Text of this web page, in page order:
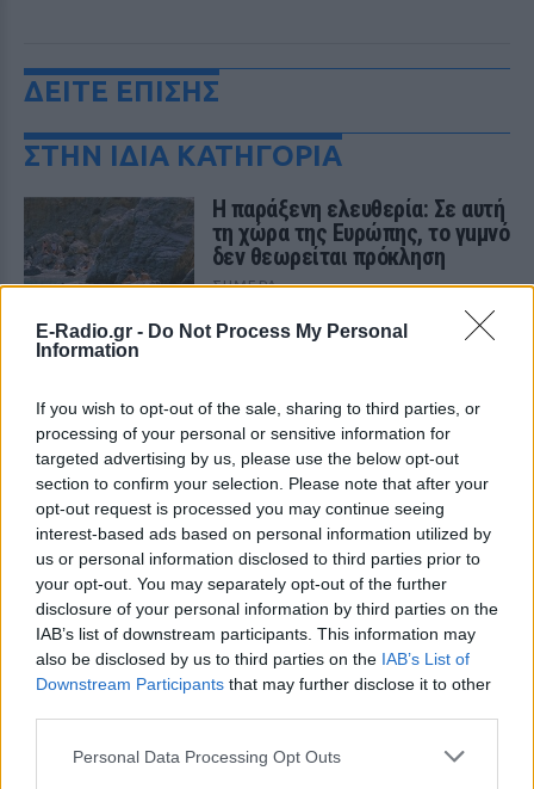
E-Radio.gr - Do Not Process My Personal
Information
If you wish to opt-out of the sale, sharing to third parties, or
processing of your personal or sensitive information for
targeted advertising by us, please use the below opt-out
section to confirm your selection. Please note that after your
opt-out request is processed you may continue seeing
interest-based ads based on personal information utilized by
us or personal information disclosed to third parties prior to
your opt-out. You may separately opt-out of the further
disclosure of your personal information by third parties on the
IAB’s list of downstream participants. This information may
also be disclosed by us to third parties on the IAB’s List of
Downstream Participants that may further disclose it to other
Personal Data Processing Opt Outs
ΔΕΙΤΕ ΕΠΙΣΗΣ
ΣΤΗΝ ΙΔΙΑ ΚΑΤΗΓΟΡΙΑ
Η παράξενη ελευθερία: Σε αυτή
τη χώρα της Ευρώπης, το γuμνό
δεν θεωρείται πρόκληση
ΣΉΜΕΡΑ
Είναι τρόπος ζωής!
εργαζόμενους στον ίδιο χώρο
και συνέβη κάτι που κανείς δεν
περίμενε
ΣΉΜΕΡΑ
Τι συνέβη όταν οι εργαζόμενοι
αναγκάστηκαν να δουλεύουν όλοι μαζί
στα λεγόμενα open offices
Το μυστικό των βασιλικών
γάμων κρύβεται σε ένα ορυχείο
της Ουαλίας
ΣΉΜΕΡΑ
βασιλικής οικογένειας